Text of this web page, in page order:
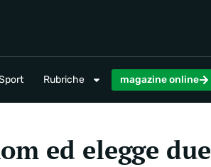
Rubriche magazine online
ed elegge due